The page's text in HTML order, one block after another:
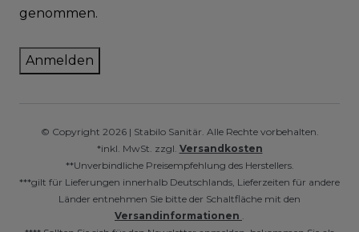
genommen.
Anmelden
© Copyright 2026 | Stabilo Sanitär. Alle Rechte vorbehalten.
*inkl. MwSt. zzgl. Versandkosten
**Unverbindliche Preisempfehlung des Herstellers.
***gilt für Lieferungen innerhalb Deutschlands, Lieferzeiten für andere
Länder entnehmen Sie bitte der Schaltfläche mit den
Versandinformationen